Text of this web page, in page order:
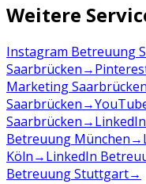
Weitere
Instagram Betreuung
Saarbrücken→
Marketing Saarbrücken
Saarbrücken→
Saarbrücken→
Betreuung München→
Köln→LinkedIn
Betreuung Stuttgart→